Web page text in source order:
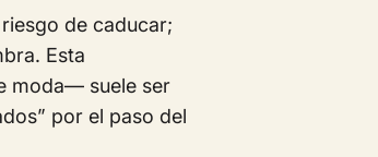
de caducar;
Esta
moda— suele ser
por el paso del